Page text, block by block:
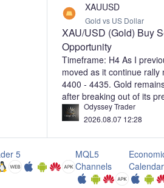
XAUUSD
Gold vs US Dollar
XAU/USD (Gold) Buy
Opportunity
Timeframe: H4 As I
moved as it continue
4400 - 4435. Gold
after breaking out of its
The current price action
toward the key support
provide an excellent
potential for Gold to
upside target is the
Odyssey Trader
2026.08.07 12:28
5
MQL5
Channels
Calendar